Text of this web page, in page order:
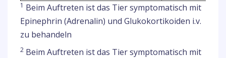
1 Beim Auftreten ist das Tier symptomatisch mit
Epinephrin (Adrenalin) und Glukokortikoiden i.v.
zu behandeln
2 Beim Auftreten ist das Tier symptomatisch mit